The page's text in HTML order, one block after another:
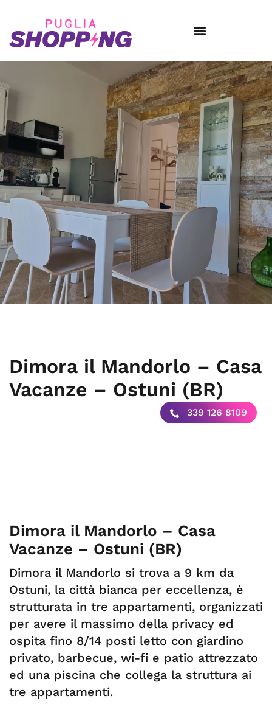
Dimora il Mandorlo – Casa
Vacanze – Ostuni (BR)
339 126 8109
Dimora il Mandorlo – Casa
Vacanze – Ostuni (BR)
Dimora il Mandorlo si trova a 9 km da
Ostuni, la città bianca per eccellenza, è
strutturata in tre appartamenti, organizzati
per avere il massimo della privacy ed
ospita fino 8/14 posti letto con giardino
privato, barbecue, wi-fi e patio attrezzato
ed una piscina che collega la struttura ai
tre appartamenti.